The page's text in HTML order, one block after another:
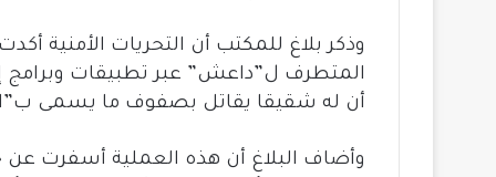
وذكر بلاغ للمكتب أن التحريات الأمنية
المتطرف ل”داعش” عبر تطبيقات وبرامج
أن له شقيقا يقاتل بصفوف ما يسمى
وأضاف البلاغ أن هذه العملية أسفرت عن